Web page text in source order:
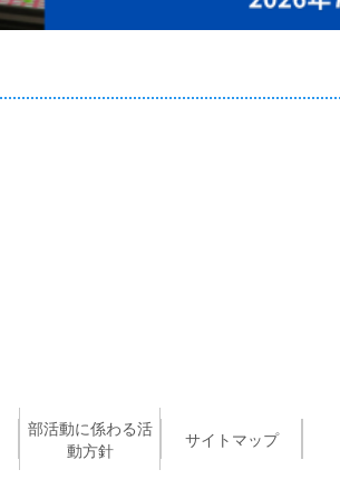
部活動に係わる活
動方針
サイトマップ